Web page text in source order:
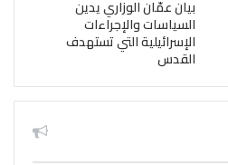
بيان عمّان الوزاري يدين
السياسات والإجراءات
الإسرائيلية التي تستهدف
القدس